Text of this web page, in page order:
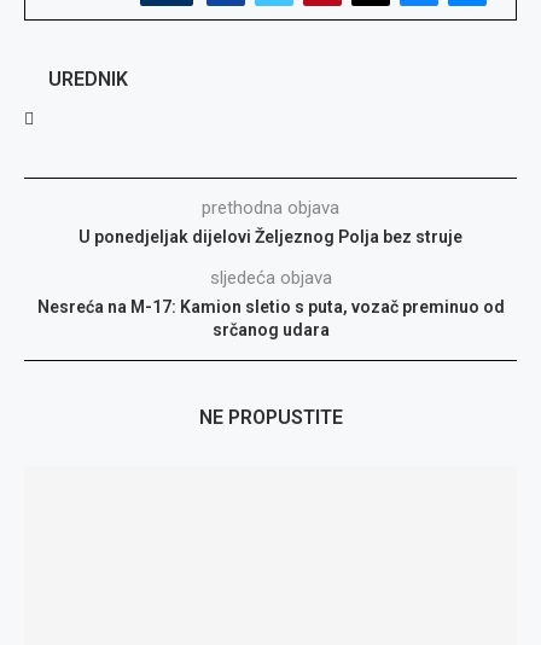
UREDNIK
prethodna objava
U ponedjeljak dijelovi Željeznog Polja bez struje
sljedeća objava
Nesreća na M-17: Kamion sletio s puta, vozač preminuo od
srčanog udara
NE PROPUSTITE